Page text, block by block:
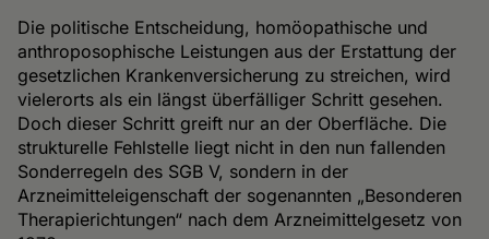
Die politische Entscheidung, homöopathische und
anthroposophische Leistungen aus der Erstattung der
gesetzlichen Krankenversicherung zu streichen, wird
vielerorts als ein längst überfälliger Schritt gesehen.
Doch dieser Schritt greift nur an der Oberfläche. Die
strukturelle Fehlstelle liegt nicht in den nun fallenden
Sonderregeln des SGB V, sondern in der
Arzneimitteleigenschaft der sogenannten „Besonderen
Therapierichtungen“ nach dem Arzneimittelgesetz von